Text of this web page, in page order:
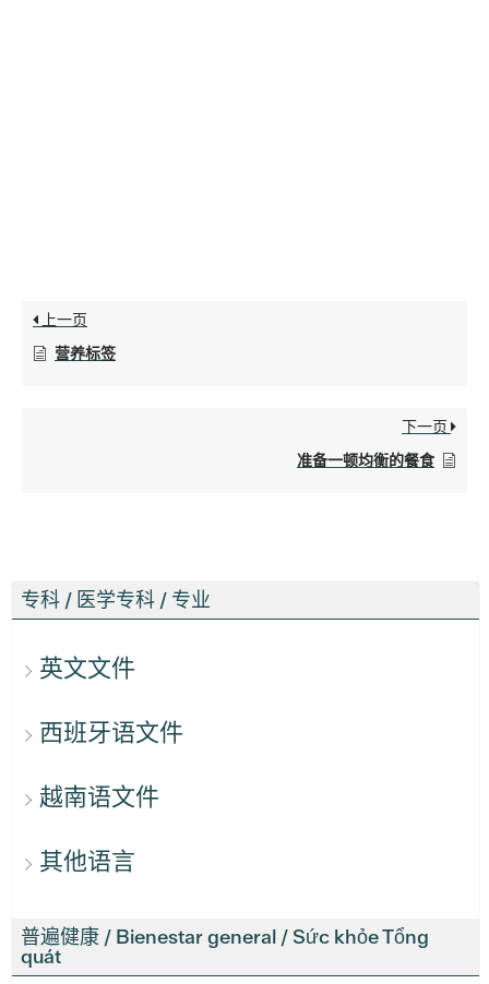
专科 / 医学专科 / 专业
英文文件
西班牙语文件
越南语文件
其他语言
普遍健康 / Bienestar general / Sức khỏe Tổng
quát
上一页
营养标签
下一页
准备一顿均衡的餐食